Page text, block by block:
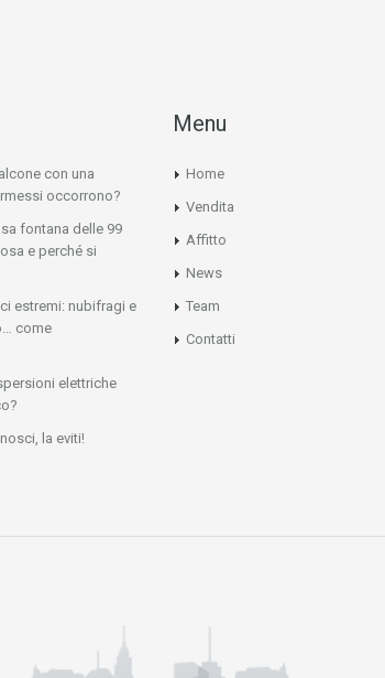
con una
occorrono?
fontana delle 99
e perché si
estremi: nubifragi e
come
elettriche
la eviti!
Menu
Home
Vendita
Affitto
News
Team
Contatti